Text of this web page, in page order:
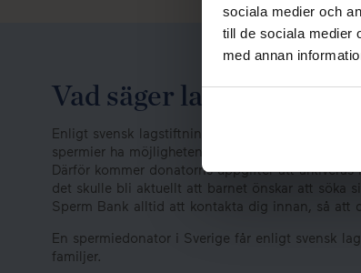
sociala medier och
till de sociala medier
med annan
Vad säger lagen?
Enligt svensk lagstiftning ska ett barn som har
spermier ha möjligheten att vid mogen ålder,
Därför kommer donatorns uppgifter att
det skulle bli aktuellt att barnet önskar att söka
Sperm Bank alltid att kontakta dig innan, så att
En spermiedonator i Sverige får enligt svensk
familjer.